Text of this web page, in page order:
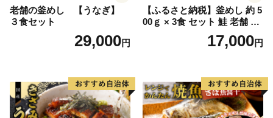
老舗の釜めし 【うなぎ】
３食セット
29,000円
【ふるさと納税】釜めし 約 5
00ｇ × 3食 セット 鮭 老舗 急
速冷凍 レンチン 時短 簡単調
理 食品 加工品 海鮮 手作り
り寄せグルメ 愛知県 小牧市
送料無料
17,000円